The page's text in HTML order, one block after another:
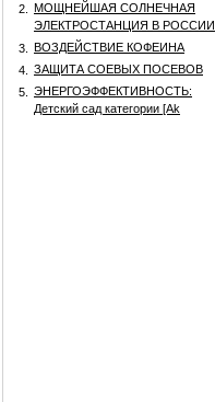
2.
МОЩНЕЙШАЯ СОЛНЕЧНАЯ
ЭЛЕКТРОСТАНЦИЯ В РОССИИ
3.
ВОЗДЕЙСТВИЕ КОФЕИНА
4.
ЗАЩИТА СОЕВЫХ ПОСЕВОВ
5.
ЭНЕРГОЭФФЕКТИВНОСТЬ:
Детский сад категории [Аk